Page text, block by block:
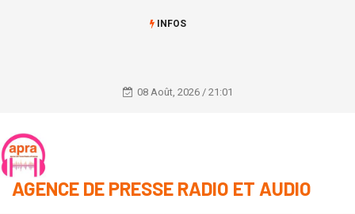
INFOS
08 Août, 2026 / 21:01
AGENCE DE PRESSE RADIO ET AUDIO